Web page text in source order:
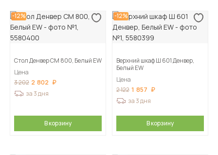
-12%
Стол Денвер СМ 800, Белый EW
Цена
3 202 2 802
за 3 дня
В корзину
-12%
Верхний шкаф Ш 601 Денвер,
Белый EW
Цена
2 122 1 857
за 3 дня
В корзину